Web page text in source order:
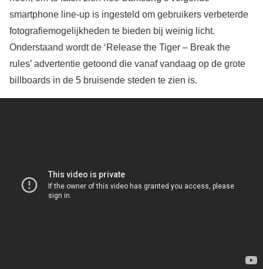
smartphone line-up is ingesteld om gebruikers verbeterde
fotografiemogelijkheden te bieden bij weinig licht.
Onderstaand wordt de ‘Release the Tiger – Break the
rules’ advertentie getoond die vanaf vandaag op de grote
billboards in de 5 bruisende steden te zien is.